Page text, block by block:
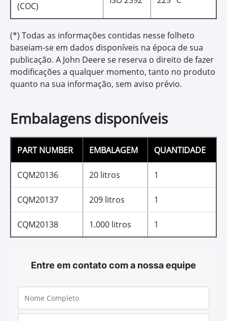
Hydrau-Gard 68
Óleo para sistemas
hidráulicos
Apresenta alta resistência a oxidação, corrosão e
formação de espuma;
Mantém o óleo circulando pelo sistema sem
perda de carga;
Proporciona menores custos de manutenção.